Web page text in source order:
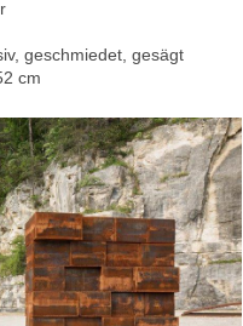
geschmiedet, gesägt
cm